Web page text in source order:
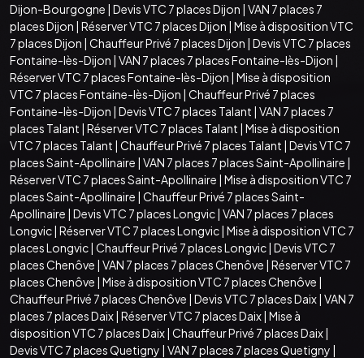
Dijon-Bourgogne | Devis VTC 7 places Dijon | VAN 7 places 7
places Dijon | Réserver VTC 7 places Dijon | Mise à disposition VTC
7 places Dijon | Chauffeur Privé 7 places Dijon | Devis VTC 7 places
Fontaine-lès-Dijon | VAN 7 places 7 places Fontaine-lès-Dijon |
Réserver VTC 7 places Fontaine-lès-Dijon | Mise à disposition
VTC 7 places Fontaine-lès-Dijon | Chauffeur Privé 7 places
Fontaine-lès-Dijon | Devis VTC 7 places Talant | VAN 7 places 7
places Talant | Réserver VTC 7 places Talant | Mise à disposition
VTC 7 places Talant | Chauffeur Privé 7 places Talant | Devis VTC 7
places Saint-Apollinaire | VAN 7 places 7 places Saint-Apollinaire |
Réserver VTC 7 places Saint-Apollinaire | Mise à disposition VTC 7
places Saint-Apollinaire | Chauffeur Privé 7 places Saint-
Apollinaire | Devis VTC 7 places Longvic| VAN 7 places 7 places
Longvic| Réserver VTC 7 places Longvic| Mise à disposition VTC 7
places Longvic| Chauffeur Privé 7 places Longvic| Devis VTC 7
places Chenôve | VAN 7 places 7 places Chenôve | Réserver VTC 7
places Chenôve | Mise à disposition VTC 7 places Chenôve |
Chauffeur Privé 7 places Chenôve | Devis VTC 7 places Daix| VAN 7
places 7 places Daix| Réserver VTC 7 places Daix| Mise à
disposition VTC 7 places Daix| Chauffeur Privé 7 places Daix|
Devis VTC 7 places Quetigny | VAN 7 places 7 places Quetigny |